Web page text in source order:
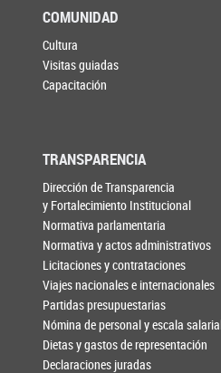
COMUNIDAD
Cultura
Visitas guiadas
Capacitación
TRANSPARENCIA
Dirección de Transparencia
y Fortalecimiento Institucional
Normativa parlamentaria
Normativa y actos administrativos
Licitaciones y contrataciones
Viajes nacionales e internacionales
Partidas presupuestarias
Nómina de personal y escala
Dietas y gastos de representación
Declaraciones juradas